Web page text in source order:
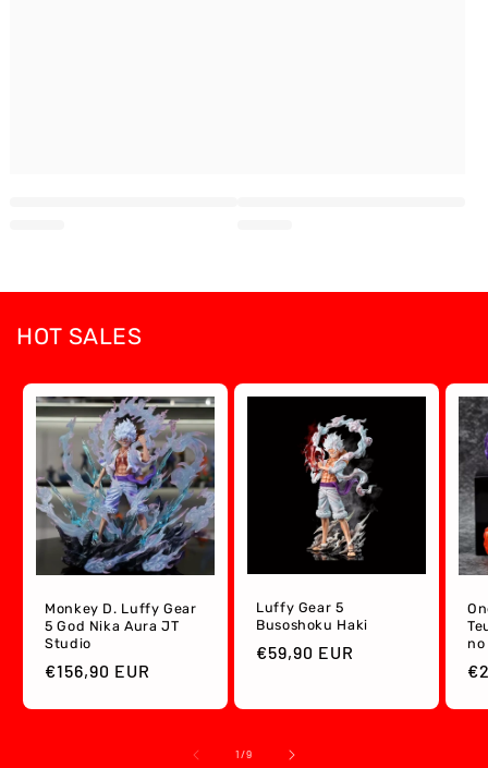
HOT SALES
Monkey D. Luffy Gear
5 God Nika Aura JT
Studio
Normaler
€156,90 EUR
Luffy Gear 5
Busoshoku Haki
Normaler
€59,90 EUR
no
1/von
9